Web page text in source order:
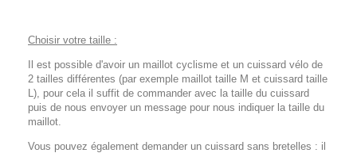
Choisir votre taille :
Il est possible d'avoir un maillot cyclisme et un cuissard vélo de
2 tailles différentes (par exemple maillot taille M et cuissard taille
L), pour cela il suffit de commander avec la taille du cuissard
puis de nous envoyer un message pour nous indiquer la taille du
maillot.
Vous pouvez également demander un cuissard sans bretelles : il